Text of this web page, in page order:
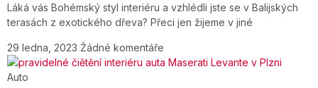
Láká vás Bohémský styl interiéru a vzhlédli jste se v Balijských
terasách z exotického dřeva? Přeci jen žijeme v jiné
29 ledna, 2023 Žádné komentáře
Auto